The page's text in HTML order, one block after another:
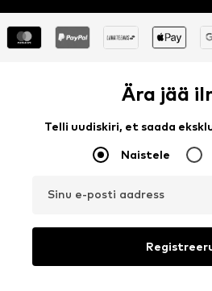
Ära jää
Telli uudiskiri, et saada
Naistele
Sinu e-posti aadress